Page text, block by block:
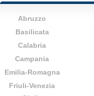
Abruzzo
Basilicata
Calabria
Campania
Emilia-Romagna
Friuli-Venezia